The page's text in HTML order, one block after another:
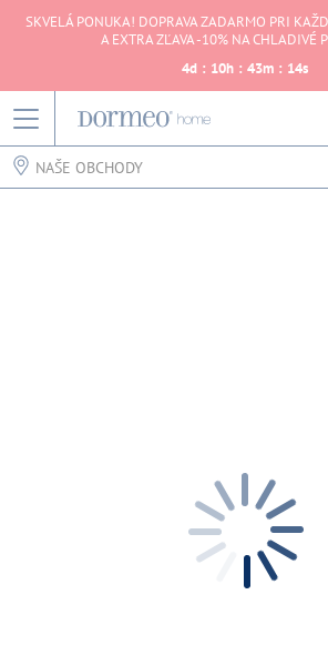
SKVELÁ PONUKA! DOPRAVA ZADARMO PRI
A EXTRA ZĽAVA -10% NA CHLADIVÉ
4d : 10h : 43m : 14s
NAŠE OBCHODY